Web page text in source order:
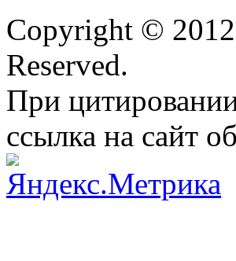
Copyright ©
Reserved.
При
ссылка на сайт